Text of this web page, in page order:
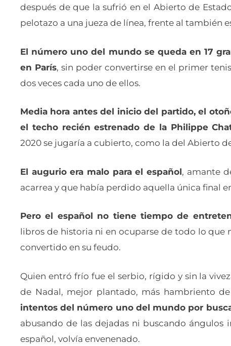
después de que la sufrió en el Abierto de
pelotazo a una jueza de línea, frente al también
El número uno del mundo se queda en 17
en París, sin poder convertirse en el primer
dos veces cada uno de ellos.
Media hora antes del inicio del partido, el
el techo recién estrenado de la Philippe
2020 se jugaría a cubierto, como la del Abierto
El augurio era malo para el español, amante
acarrea y que había perdido aquella única final
Pero el español no tiene tiempo de
libros de historia ni en ocuparse de todo lo que
convertido en su feudo.
Quien entró frío fue el serbio, rígido y sin la
de Nadal, mejor plantado, más hambriento
intentos del número uno del mundo por
abusando de las dejadas ni buscando
español, volvía envenenado.